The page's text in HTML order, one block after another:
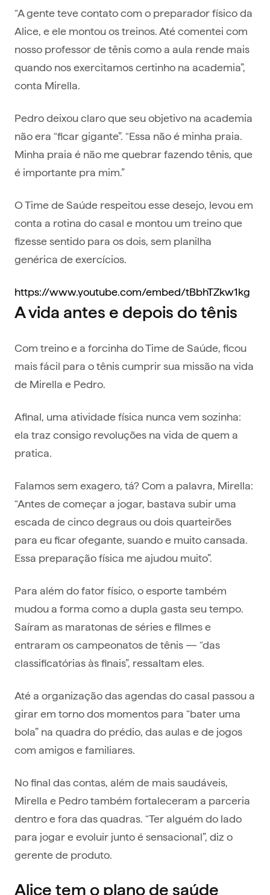
“A gente teve contato com o preparador físico da
Alice, e ele montou os treinos. Até comentei com
nosso professor de tênis como a aula rende mais
quando nos exercitamos certinho na academia”,
conta Mirella.
Pedro deixou claro que seu objetivo na academia
não era “ficar gigante”. “Essa não é minha praia.
Minha praia é não me quebrar fazendo tênis, que
é importante pra mim.”
O Time de Saúde respeitou esse desejo, levou em
conta a rotina do casal e montou um treino que
fizesse sentido para os dois, sem planilha
genérica de exercícios.
https://www.youtube.com/embed/tBbhTZkw1kg
A vida antes e depois do tênis
Com treino e a forcinha do Time de Saúde, ficou
mais fácil para o tênis cumprir sua missão na vida
de Mirella e Pedro.
Afinal, uma atividade física nunca vem sozinha:
ela traz consigo revoluções na vida de quem a
pratica.
Falamos sem exagero, tá? Com a palavra, Mirella:
“Antes de começar a jogar, bastava subir uma
escada de cinco degraus ou dois quarteirões
para eu ficar ofegante, suando e muito cansada.
Essa preparação física me ajudou muito”.
Para além do fator físico, o esporte também
mudou a forma como a dupla gasta seu tempo.
Saíram as maratonas de séries e filmes e
entraram os campeonatos de tênis — “das
classificatórias às finais”, ressaltam eles.
Até a organização das agendas do casal passou a
girar em torno dos momentos para “bater uma
bola” na quadra do prédio, das aulas e de jogos
com amigos e familiares.
No final das contas, além de mais saudáveis,
Mirella e Pedro também fortaleceram a parceria
dentro e fora das quadras. “Ter alguém do lado
para jogar e evoluir junto é sensacional”, diz o
gerente de produto.
Alice tem o plano de saúde